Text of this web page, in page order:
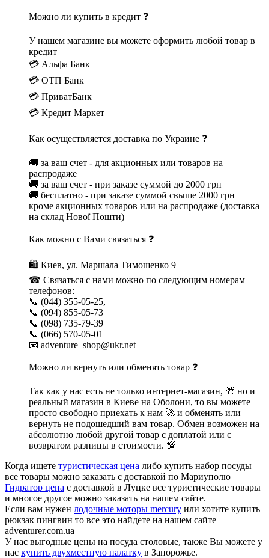
Можно ли купить в кредит ❓
У нашем магазине вы можете оформить любой товар в
кредит
💳 Альфа Банк
💳 ОТП Банк
💳 ПриватБанк
💳 Кредит Маркет
Как осуществляется доставка по Украине ❓
🚚 за ваш счет - для акционных или товаров на
распродаже
🚚 за ваш счет - при заказе суммой до 2000 грн
🚚 бесплатно - при заказе суммой свыше 2000 грн
кроме акционных товаров или на распродаже (доставка
на склад Нової Пошти)
Как можно с Вами связаться ❓
🛍 Киев, ул. Маршала Тимошенко 9
☎ Связаться с нами можно по следующим номерам
телефонов:
📞 (044) 355-05-25,
📞 (094) 855-05-73
📞 (098) 735-79-39
📞 (066) 570-05-01
📧 adventure_shop@ukr.net
Можно ли вернуть или обменять товар ❓
Так как у нас есть не только интернет-магазин, 🎁 но и
реальный магазин в Киеве на Оболони, то вы можете
просто свободно приехать к нам 🚀 и обменять или
вернуть не подошедший вам товар. Обмен возможен на
абсолютно любой другой товар с доплатой или с
возвратом разницы в стоимости. 💯
Когда ищете туристическая цена либо купить набор посуды
все товары можно заказать с доставкой по Мариуполю
Гидратор цена с доставкой в Луцке все туристические товары
и многое другое можно заказать на нашем сайте.
Если вам нужен лодочные моторы mercury или хотите купить
рюкзак пингвин то все это найдете на нашем сайте
adventurer.com.ua
У нас выгодные цены на посуда столовые, также Вы можете у
нас купить двухместную палатку в Запорожье.